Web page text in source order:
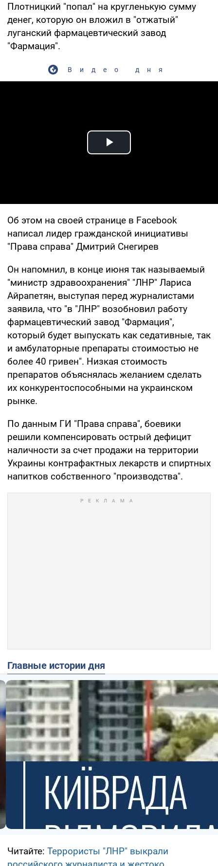
Плотницкий "попал" на кругленькую сумму
денег, которую он вложил в "отжатый"
луганский фармацевтический завод
"Фармация".
Видео дня
Play Video
Об этом на своей странице в Facebook
написал лидер гражданской инициативы
"Права справа" Дмитрий Снегирев
Он напомнил, в конце июня так называемый
"министр здравоохранения" "ЛНР" Лариса
Айрапетян, выступая перед журналистами
заявила, что "в "ЛНР" возобновил работу
фармацевтический завод "Фармация",
который будет выпускать как седативные, так
и амбулаторные препараты стоимостью не
более 40 гривен". Низкая стоимость
препаратов объяснялась желанием сделать
их конкурентоспособными на украинском
рынке.
По данным ГИ "Права справа", боевики
решили компенсировать острый дефицит
наличности за счет продажи на территории
Украины контрафактных лекарств и спиртных
напитков собственного "производства".
Главные истории дня
Читайте: Террористы "ЛНР" выкрали